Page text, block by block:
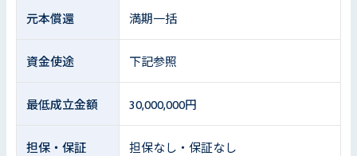
元本償還 満期一括
資金使途 下記参照
最低成立金額 30,000,000円
担保・保証 担保なし・保証なし